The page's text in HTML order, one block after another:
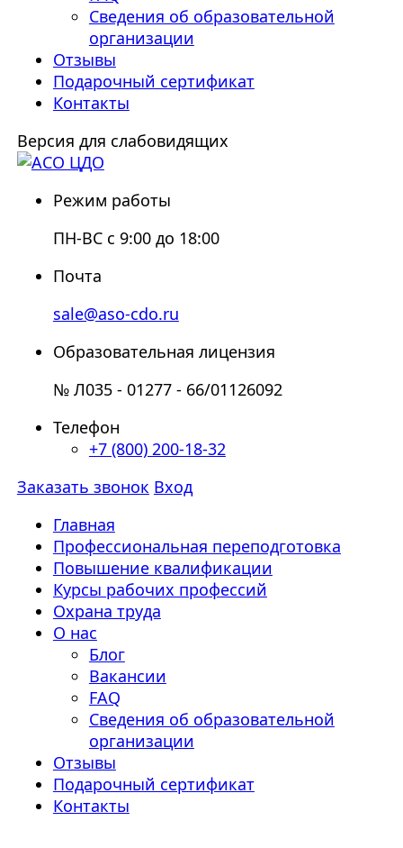
Сведения об образовательной
организации
Отзывы
Подарочный сертификат
Контакты
Версия для слабовидящих
Режим работы
ПН-ВС с 9:00 до 18:00
Почта
sale@aso-cdo.ru
Образовательная лицензия
№ Л035 - 01277 - 66/01126092
Телефон
+7 (800) 200-18-32
Заказать звонок Вход
Главная
Профессиональная переподготовка
Повышение квалификации
Курсы рабочих профессий
Охрана труда
О нас
Блог
Вакансии
FAQ
Сведения об образовательной
организации
Отзывы
Подарочный сертификат
Контакты